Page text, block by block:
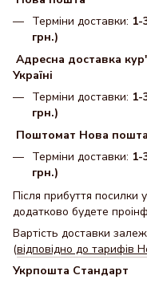
Терміни доставки: 1-
грн.)
Адресна доставка
Україні
Терміни доставки: 1-
грн.)
Поштомат Нова пошта
Терміни доставки: 1-
грн.)
Після прибуття посилки
додатково будете
Вартість доставки
(відповідно до тарифів
Укрпошта Стандарт